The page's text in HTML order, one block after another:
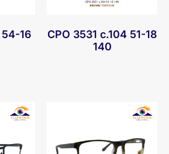
54-16
CPO 3531 c.104 51-18
140